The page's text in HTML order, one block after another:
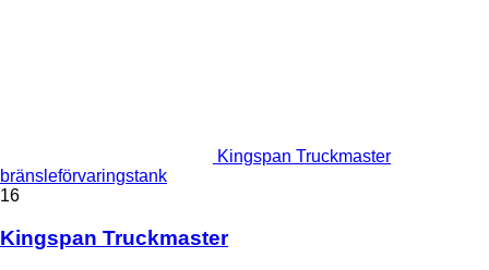
Kingspan Truckmaster
bränsleförvaringstank
16
Kingspan Truckmaster